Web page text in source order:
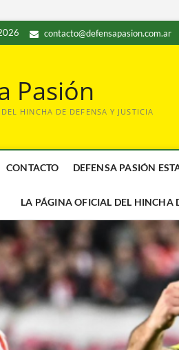
contacto@defensapasion.com.ar
Pasión
HINCHA DE DEFENSA Y JUSTICIA
CONTACTO DEFENSA PASIÓN
LA PÁGINA OFICIAL DEL HINCHA